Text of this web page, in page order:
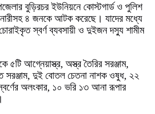
বুড়িরচর ইউনিয়নে কোস্টগার্ড ও পুলিশ
৪ জনকে আটক করেছে। যাদের মধ্যে
স্বর্ণ ব্যবসায়ী ও দুইজন দস্যু শামীম
৫টি আগ্নেয়াস্ত্র, অস্ত্র তৈরির সরঞ্জাম,
সরঞ্জাম, দুই বোতল চেতনা নাশক ওষুধ, ২২
অলংকার, ১০ ভরি ১৩ আনা রূপার